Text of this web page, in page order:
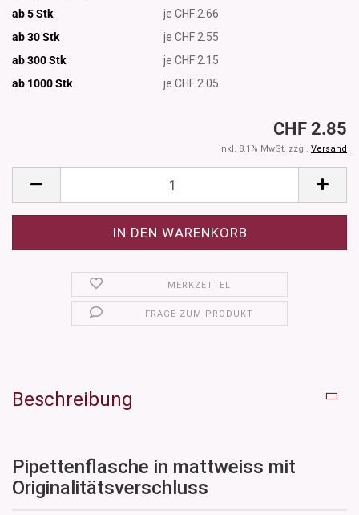
ab 5 Stk
je CHF 2.66
ab 30 Stk
je CHF 2.55
ab 300 Stk
je CHF 2.15
ab 1000Stk je CHF 2.05
CHF 2.85
inkl. 8.1% MwSt. zzgl. Versand
MERKZETTEL
FRAGE ZUM PRODUKT
Beschreibung
Pipettenflasche in mattweiss mit
Originalitätsverschluss